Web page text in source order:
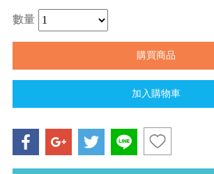
數量